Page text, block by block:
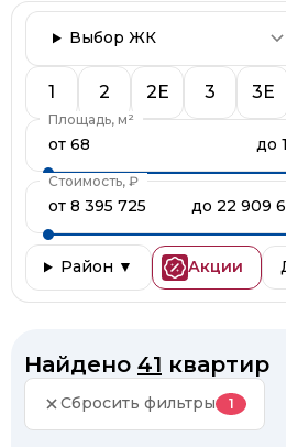
Клуб
Ипотека
Политика в отношении
данных
Контакты
Выбор ЖК
1 2 2Е 3 3Е
Площадь, м²
от 68 до
Стоимость, ₽
от 8 395 725 до 22 909
Район ▼ Акции
Найдено 41 квартир
Сбросить фильтры 1